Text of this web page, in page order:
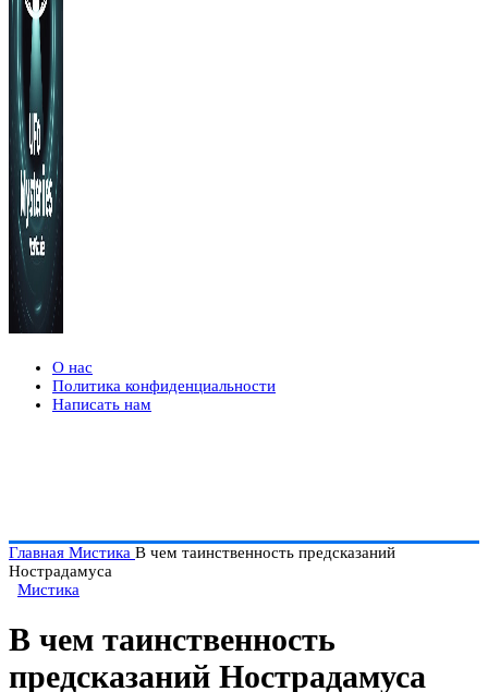
О нас
Политика конфиденциальности
Написать нам
Главная Мистика В чем таинственность предсказаний
Нострадамуса
Мистика
В чем таинственность
предсказаний Нострадамуса